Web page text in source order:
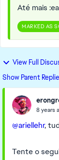
Até mais
MARKED AS
View Full
Show Parent
8 years
@ariellehr,
Tente o